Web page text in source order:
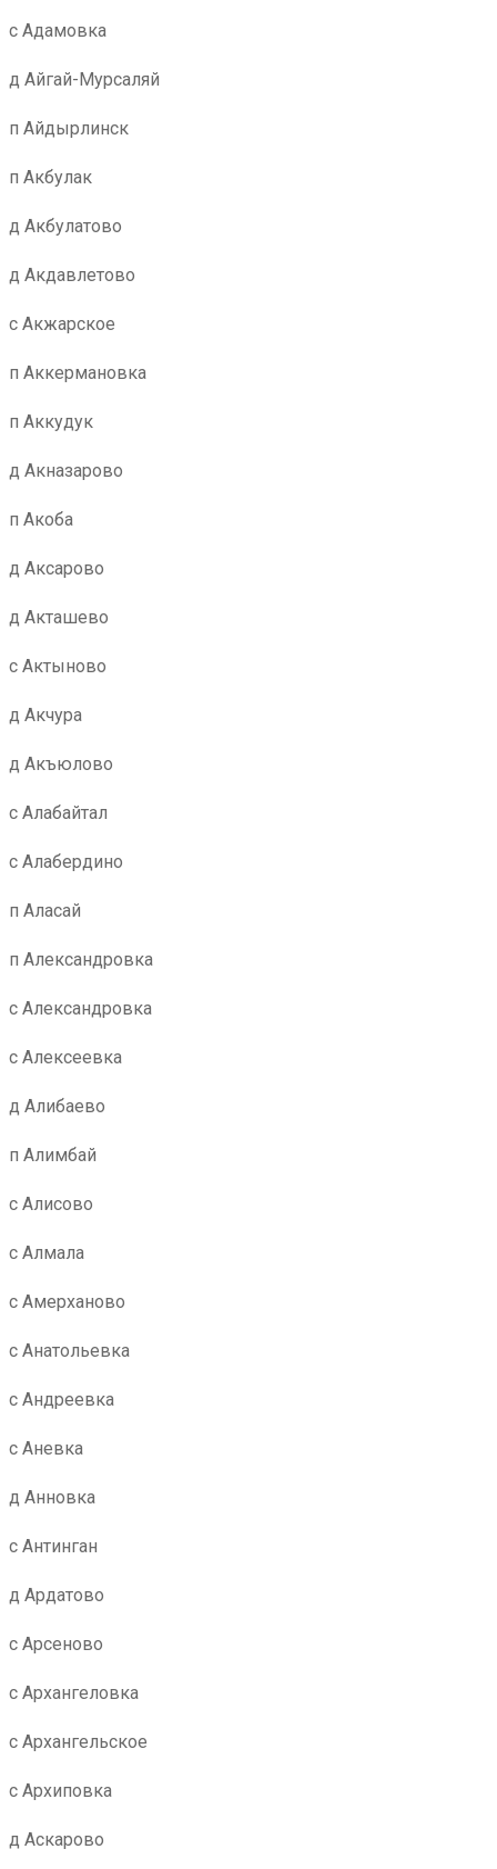
с Адамовка
д Айгай-Мурсаляй
п Айдырлинск
п Акбулак
д Акбулатово
д Акдавлетово
с Акжарское
п Аккермановка
п Аккудук
д Акназарово
п Акоба
д Аксарово
д Акташево
с Актыново
д Акчура
д Акъюлово
с Алабайтал
с Алабердино
п Аласай
п Александровка
с Александровка
с Алексеевка
д Алибаево
п Алимбай
с Алисово
с Алмала
с Амерханово
с Анатольевка
с Андреевка
с Аневка
д Анновка
с Антинган
д Ардатово
с Арсеново
с Архангеловка
с Архангельское
с Архиповка
д Аскарово